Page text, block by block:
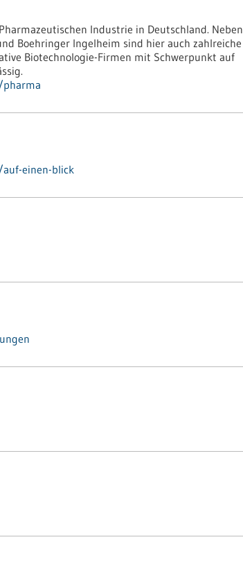
Industrie in Deutschland. Neben
Boehringer Ingelheim sind hier auch zahlreiche
Biotechnologie-Firmen mit Schwerpunkt auf
einen-blick